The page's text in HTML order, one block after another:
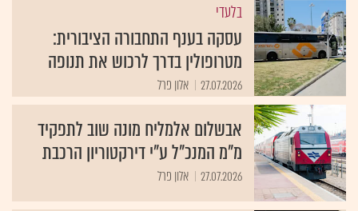
בלעדי
עסקה בענף התחבורה הציבורית:
מטרופולין בדרך לרכוש את תנופה
27.07.2026 אלון פרל
אבשלום אלמליח מונה שוב לתפקיד
מ"מ המנכ"ל ע"י דירקטוריון הרכבת
27.07.2026 אלון פרל